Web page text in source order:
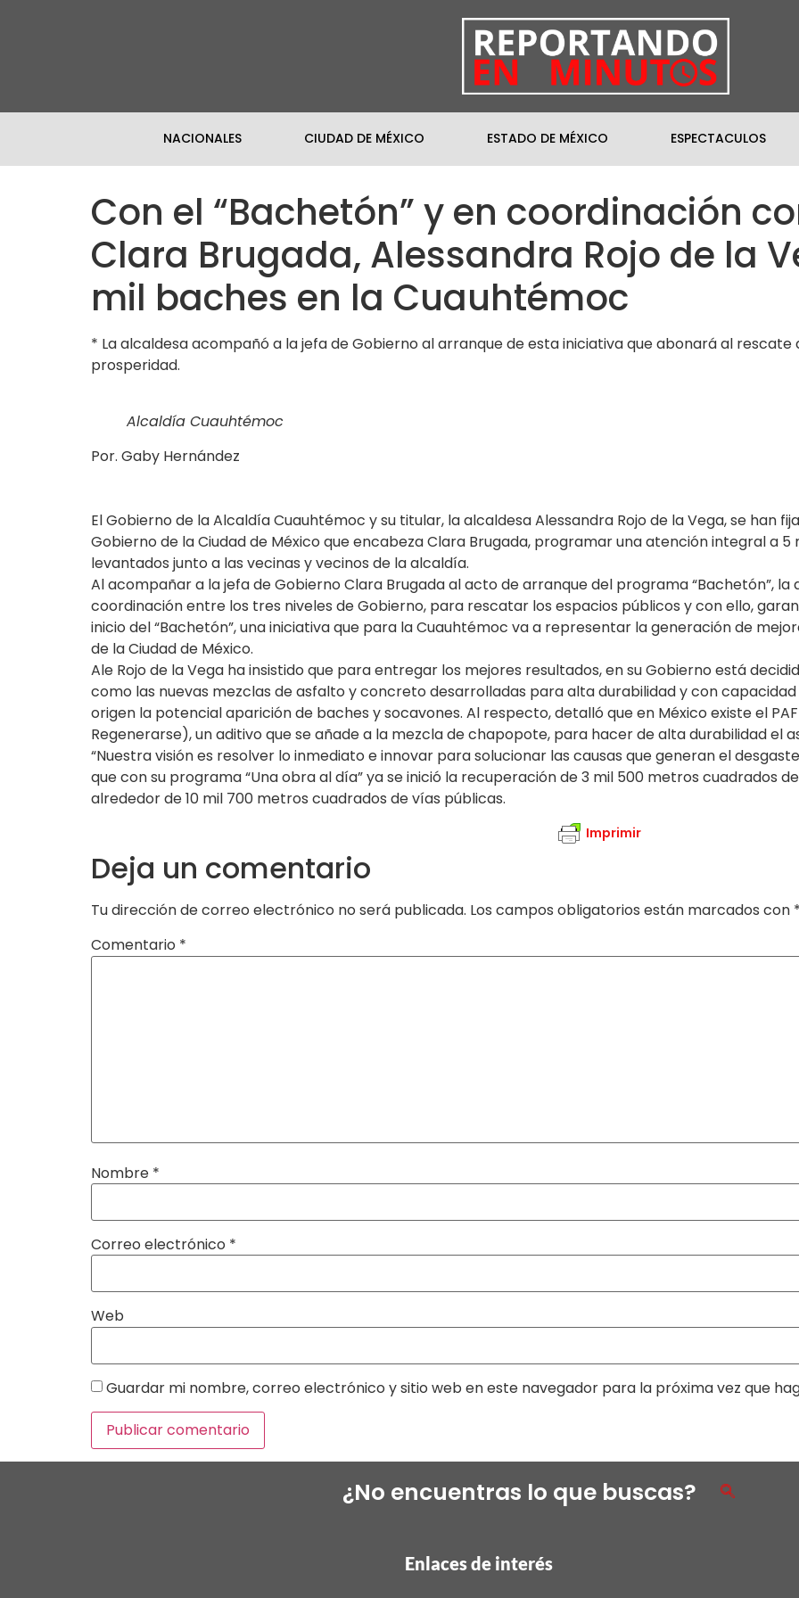
NACIONALES CIUDAD DE MÉXICO ESTADO DE MÉXICO ESPECTACULOS
Con el “Bachetón” y en coordinación
Clara Brugada, Alessandra Rojo de la
mil baches en la Cuauhtémoc
* La alcaldesa acompañó a la jefa de Gobierno al arranque de esta iniciativa que abonará al
prosperidad.
Alcaldía Cuauhtémoc
Por. Gaby Hernández
El Gobierno de la Alcaldía Cuauhtémoc y su titular, la alcaldesa Alessandra Rojo de la Vega, se han
Gobierno de la Ciudad de México que encabeza Clara Brugada, programar una atención integral a
levantados junto a las vecinas y vecinos de la alcaldía.
Al acompañar a la jefa de Gobierno Clara Brugada al acto de arranque del programa “Bachetón”,
coordinación entre los tres niveles de Gobierno, para rescatar los espacios públicos y con ello,
inicio del “Bachetón”, una iniciativa que para la Cuauhtémoc va a representar la generación de
de la Ciudad de México.
Ale Rojo de la Vega ha insistido que para entregar los mejores resultados, en su Gobierno está
como las nuevas mezclas de asfalto y concreto desarrolladas para alta durabilidad y con
origen la potencial aparición de baches y socavones. Al respecto, detalló que en México existe el
Regenerarse), un aditivo que se añade a la mezcla de chapopote, para hacer de alta durabilidad el
“Nuestra visión es resolver lo inmediato e innovar para solucionar las causas que generan el
que con su programa “Una obra al día” ya se inició la recuperación de 3 mil 500 metros cuadrados
alrededor de 10 mil 700 metros cuadrados de vías públicas.
Imprimir
Deja un comentario
Tu dirección de correo electrónico no será publicada. Los campos obligatorios están marcados con
Comentario *
Nombre *
Correo electrónico *
Web
Guardar mi nombre, correo electrónico y sitio web en este navegador para la próxima vez que
¿No encuentras lo que buscas?
Enlaces de interés